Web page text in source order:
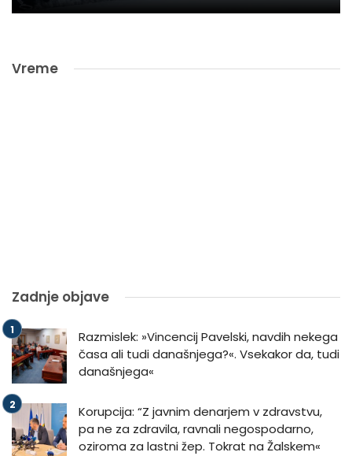
Vreme
Zadnje objave
Razmislek: »Vincencij Pavelski, navdih nekega
časa ali tudi današnjega?«. Vsekakor da, tudi
današnjega«
Korupcija: “Z javnim denarjem v zdravstvu,
pa ne za zdravila, ravnali negospodarno,
oziroma za lastni žep. Tokrat na Žalskem«